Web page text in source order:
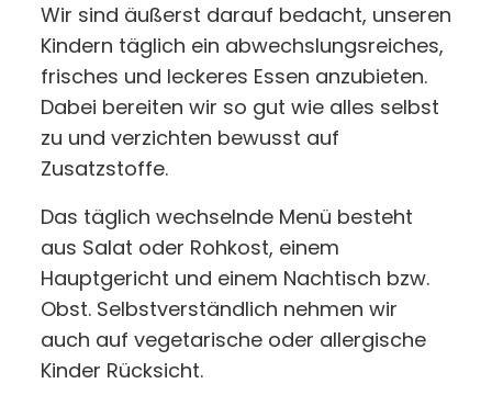
Wir sind äußerst darauf bedacht, unseren
Kindern täglich ein abwechslungsreiches,
frisches und leckeres Essen anzubieten.
Dabei bereiten wir so gut wie alles selbst
zu und verzichten bewusst auf
Zusatzstoffe.
Das täglich wechselnde Menü besteht
aus Salat oder Rohkost, einem
Hauptgericht und einem Nachtisch bzw.
Obst. Selbstverständlich nehmen wir
auch auf vegetarische oder allergische
Kinder Rücksicht.